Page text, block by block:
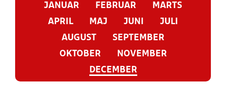
JANUAR
FEBRUAR
MARTS
APRIL
MAJ JUNI
JULI
AUGUST
SEPTEMBER
OKTOBER
NOVEMBER
DECEMBER